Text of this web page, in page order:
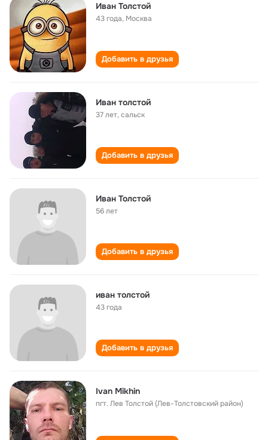
Иван Толстой
43 года, Москва
Добавить в друзья
Иван толстой
37 лет,сальск
Добавить в друзья
Иван Толстой
56 лет
Добавить в друзья
иван толстой
43 года
Добавить в друзья
Ivan Mikhin
пгт. Лев Толстой (Лев-Толстовский район)